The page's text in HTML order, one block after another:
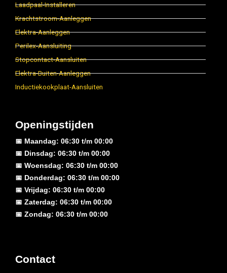
Laadpaal-Installeren
Krachtstroom-Aanleggen
Elektra-Aanleggen
Perilex-Aansluiting
Stopcontact-Aansluiten
Elektra-Buiten-Aanleggen
Inductiekookplaat-Aansluiten
Openingstijden
📅 Maandag: 06:30 t/m 00:00
📅 Dinsdag: 06:30 t/m 00:00
📅 Woensdag: 06:30 t/m 00:00
📅 Donderdag: 06:30 t/m 00:00
📅 Vrijdag: 06:30 t/m 00:00
📅 Zaterdag: 06:30 t/m 00:00
📅 Zondag: 06:30 t/m 00:00
Contact